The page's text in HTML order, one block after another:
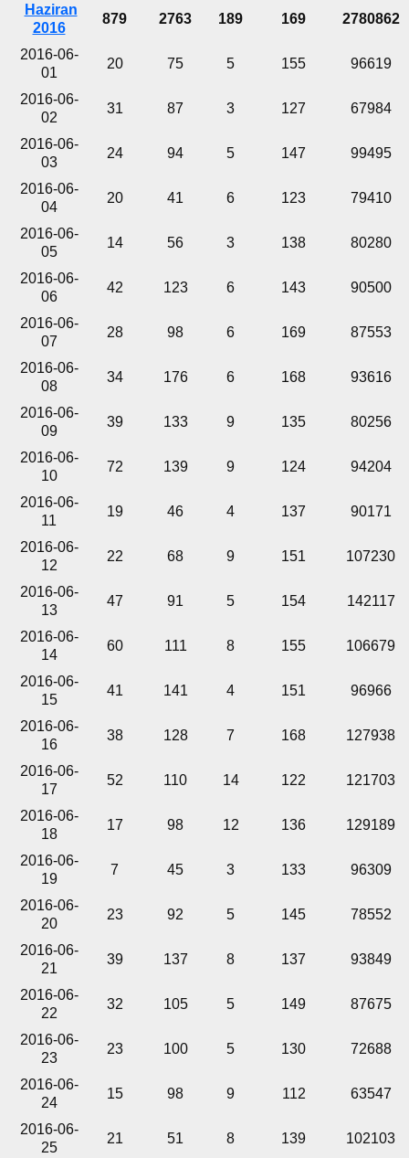
Haziran
2016
879 2763 189 169 2780862
2016-06-
01
20 75 5 155 96619
2016-06-
02
31 87 3 127 67984
2016-06-
03
24 94 5 147 99495
2016-06-
04
20 41 6 123 79410
2016-06-
05
14 56 3 138 80280
2016-06-
06
42 123 6 143 90500
2016-06-
07
28 98 6 169 87553
2016-06-
08
34 176 6 168 93616
2016-06-
09
39 133 9 135 80256
2016-06-
10
72 139 9 124 94204
2016-06-
11
19 46 4 137 90171
2016-06-
12
22 68 9 151 107230
2016-06-
13
47 91 5 154 142117
2016-06-
14
60 111 8 155 106679
2016-06-
15
41 141 4 151 96966
2016-06-
16
38 128 7 168 127938
2016-06-
17
52 110 14 122 121703
2016-06-
18
17 98 12 136 129189
2016-06-
19
7 45 3 133 96309
2016-06-
20
23 92 5 145 78552
2016-06-
21
39 137 8 137 93849
2016-06-
22
32 105 5 149 87675
2016-06-
23
23 100 5 130 72688
2016-06-
24
15 98 9 112 63547
2016-06-
25
21 51 8 139 102103